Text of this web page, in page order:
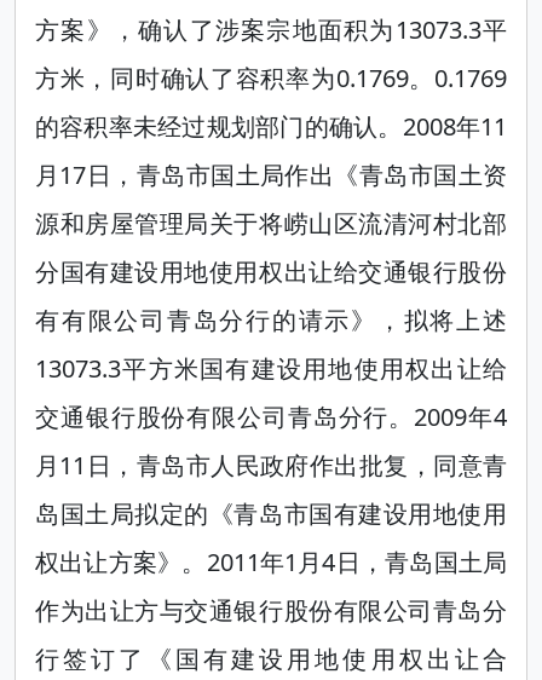
方案》，确认了涉案宗地面积为13073.3平
方米，同时确认了容积率为0.1769。0.1769
的容积率未经过规划部门的确认。2008年11
月17日，青岛市国土局作出《青岛市国土资
源和房屋管理局关于将崂山区流清河村北部
分国有建设用地使用权出让给交通银行股份
有有限公司青岛分行的请示》，拟将上述
13073.3平方米国有建设用地使用权出让给
交通银行股份有限公司青岛分行。2009年4
月11日，青岛市人民政府作出批复，同意青
岛国土局拟定的《青岛市国有建设用地使用
权出让方案》。2011年1月4日，青岛国土局
作为出让方与交通银行股份有限公司青岛分
行签订了《国有建设用地使用权出让合